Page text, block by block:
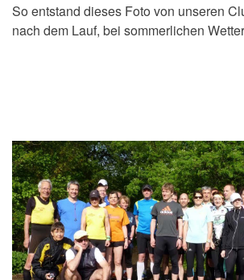
So entstand dieses Foto von unseren
nach dem Lauf, bei sommerlichen